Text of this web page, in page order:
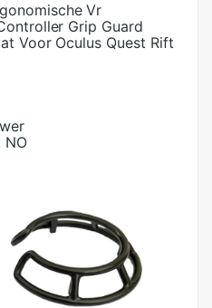
Vr
Grip Guard
Voor Oculus Quest Rift
NO